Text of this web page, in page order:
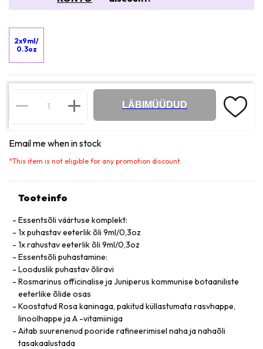
2x9ml/
0.3oz
LÄBIMÜÜDUD
Email me when in stock
*This item is not eligible for any promotion discount.
Tooteinfo
Essentsõli väärtuse komplekt:
1x puhastav eeterlik õli 9ml/0,3oz
1x rahustav eeterlik õli 9ml/0,3oz
Essentsõli puhastamine:
Looduslik puhastav õliravi
Rosmarinus officinalise ja Juniperus kommunise botaaniliste
eeterlike õlide osas
Koostatud Rosa kaninaga, pakitud küllastumata rasvhappe,
linoolhappe ja A -vitamiiniga
Aitab suurenenud pooride rafineerimisel naha ja nahaõli
tasakaalustada